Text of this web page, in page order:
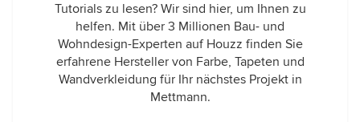
Tutorials zu lesen? Wir sind hier, um Ihnen zu
helfen. Mit über 3 Millionen Bau- und
Wohndesign-Experten auf Houzz finden Sie
erfahrene Hersteller von Farbe, Tapeten und
Wandverkleidung für Ihr nächstes Projekt in
Mettmann.